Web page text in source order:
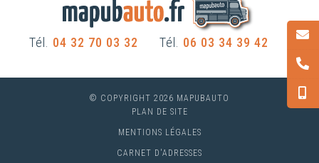
Tél. 04 32 70 03 32 Tél. 06 03 34 39 42
© COPYRIGHT 2026 MAPUBAUTO
PLAN DE SITE
MENTIONS LÉGALES
CARNET D'ADRESSES